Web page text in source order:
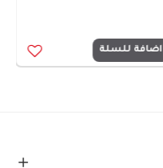
اضافة للسلة